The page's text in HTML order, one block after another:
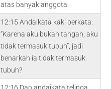
atas banyak anggota.
12:15 Andaikata kaki berkata:
“Karena aku bukan tangan, aku
tidak termasuk tubuh”, jadi
benarkah ia tidak termasuk
tubuh?